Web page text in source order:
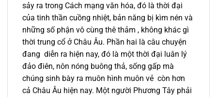
sảy ra trong Cách mạng văn hóa, đó là thời đại
của tinh thần cuồng nhiệt, bản năng bị kìm nén và
những số phận vô cùng thê thảm , không khác gì
thời trung cổ ở Châu Âu. Phần hai là câu chuyện
đang diễn ra hiện nay, đó là một thời đại luân lý
đảo điên, nôn nóng buông thả, sống gấp mà
chúng sinh bày ra muôn hình muôn vẻ còn hơn
cả Châu Âu hiện nay. Một người Phương Tây phải